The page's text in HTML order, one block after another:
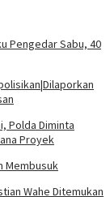
Pengedar Sabu, 40
Polda Diminta
Proyek
Membusuk
Wahe Ditemukan